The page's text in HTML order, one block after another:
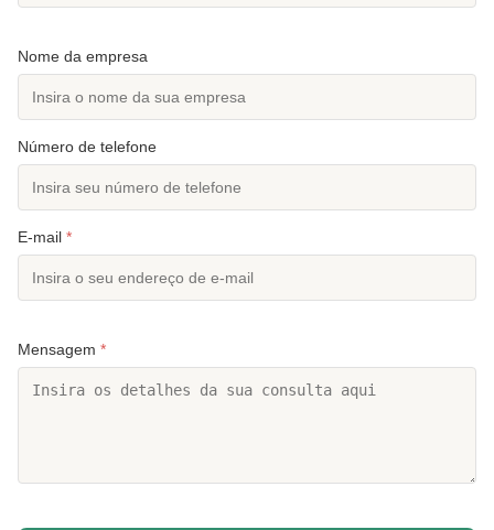
Nome da empresa
Número de telefone
E-mail *
Mensagem *